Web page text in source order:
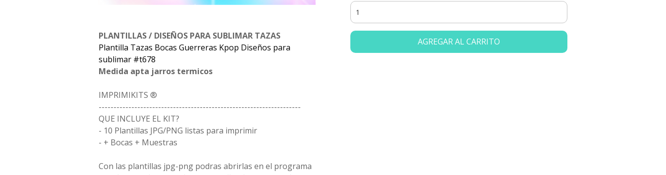
PLANTILLAS / DISEÑOS PARA SUBLIMAR TAZAS
Plantilla Tazas Bocas Guerreras Kpop Diseños para
sublimar #t678
Medida apta jarros termicos
IMPRIMIKITS ®
--------------------------------------------------------------------
QUE INCLUYE EL KIT?
- 10 Plantillas JPG/PNG listas para imprimir
- + Bocas + Muestras
Con las plantillas jpg-png podras abrirlas en el programa
AGREGAR AL CARRITO